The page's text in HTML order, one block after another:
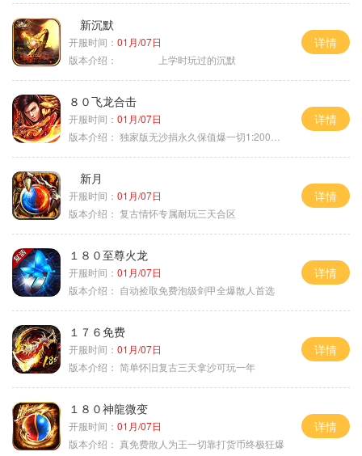
新沉默
开服时间： 01月/07日
版本介绍：
上学时玩过的沉默
详情
８０飞龙合击
开服时间： 01月/07日
版本介绍： 独家版无沙捐永久保值爆一切1:2000回3
详情
新月
开服时间： 01月/07日
版本介绍： 复古情怀专属耐玩三天合区
详情
１８０至尊火龙
开服时间： 01月/07日
版本介绍： 自动捡取免费泡级剑甲全爆散人首选
详情
１７６免费
开服时间： 01月/07日
版本介绍： 简单怀旧复古三天拿沙可玩一年
详情
１８０神龍微变
开服时间： 01月/07日
版本介绍： 真免费散人为王一切靠打货币终极狂爆
详情